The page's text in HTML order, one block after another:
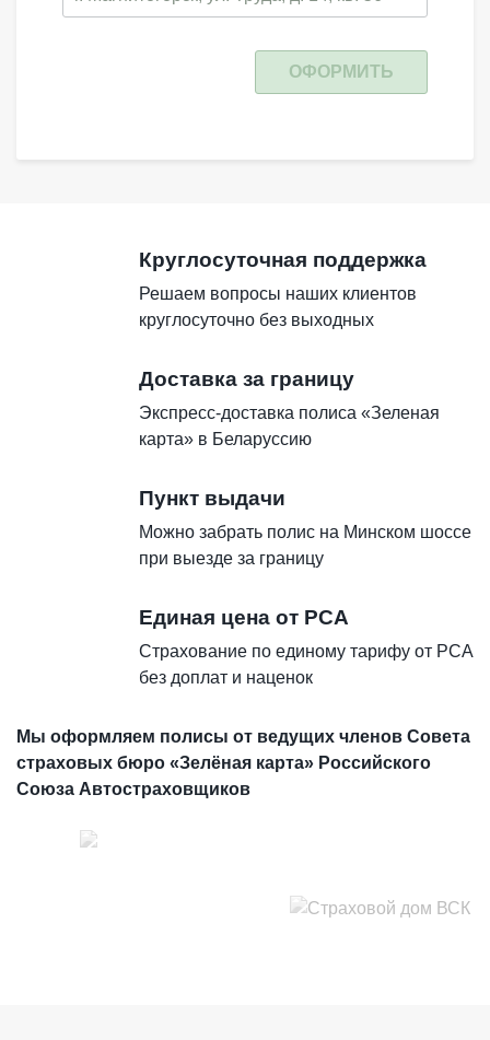
ОФОРМИТЬ
Круглосуточная поддержка
Решаем вопросы наших клиентов
круглосуточно без выходных
Доставка за границу
Экспресс-доставка полиса «Зеленая
карта» в Беларуссию
Пункт выдачи
Можно забрать полис на Минском шоссе
при выезде за границу
Единая цена от РСА
Страхование по единому тарифу от РСА
без доплат и наценок
Мы оформляем полисы от ведущих членов Совета
страховых бюро «Зелёная карта» Российского
Союза Автостраховщиков